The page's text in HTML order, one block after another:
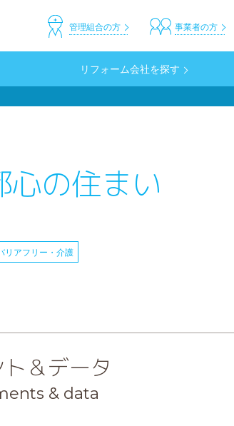
header_customer
事業者の方
管理組合の方
リフォーム会社を探す
の住まい
リアフリー・介護
＆データ
& data